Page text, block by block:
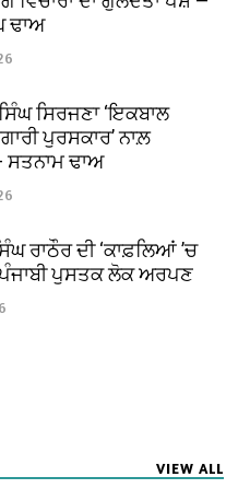
ਢਾਅ
ਸਿਰਜਣਾ ‘ਇਕਬਾਲ
ਪੁਰਸਕਾਰ’ ਨਾਲ਼
ਸਤਨਾਮ ਢਾਅ
ਰਾਠੌਰ ਦੀ ‘ਕਾਫ਼ਲਿਆਂ ’ਚ
ਪੁਸਤਕ ਲੋਕ ਅਰਪਣ
VIEW ALL